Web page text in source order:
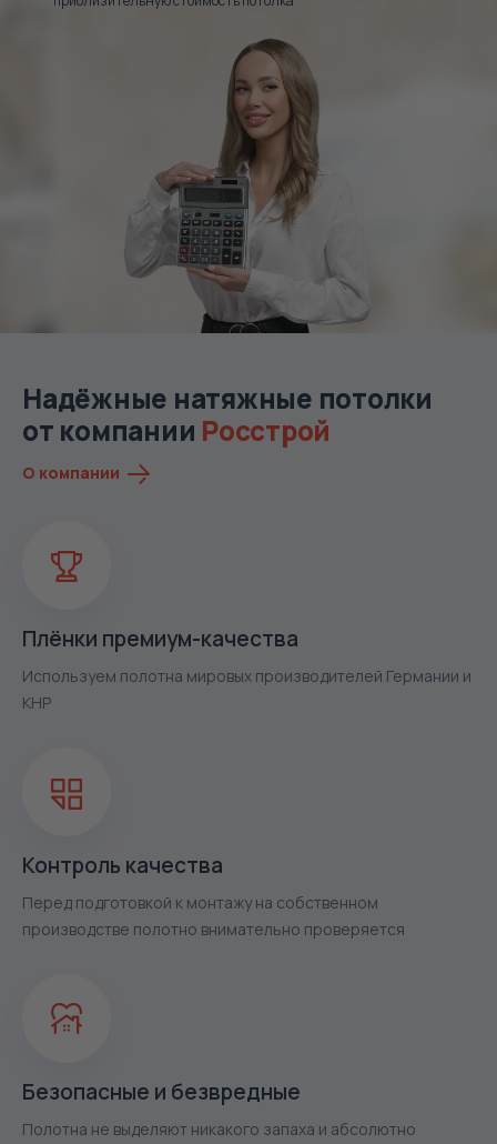
Надёжные натяжные потолки
от компании Росстрой
О компании
Плёнки премиум-качества
Используем полотна мировых производителей Германии и
КНР
Контроль качества
Перед подготовкой к монтажу на собственном
производстве полотно внимательно проверяется
Безопасные и безвредные
Полотна не выделяют никакого запаха и абсолютно